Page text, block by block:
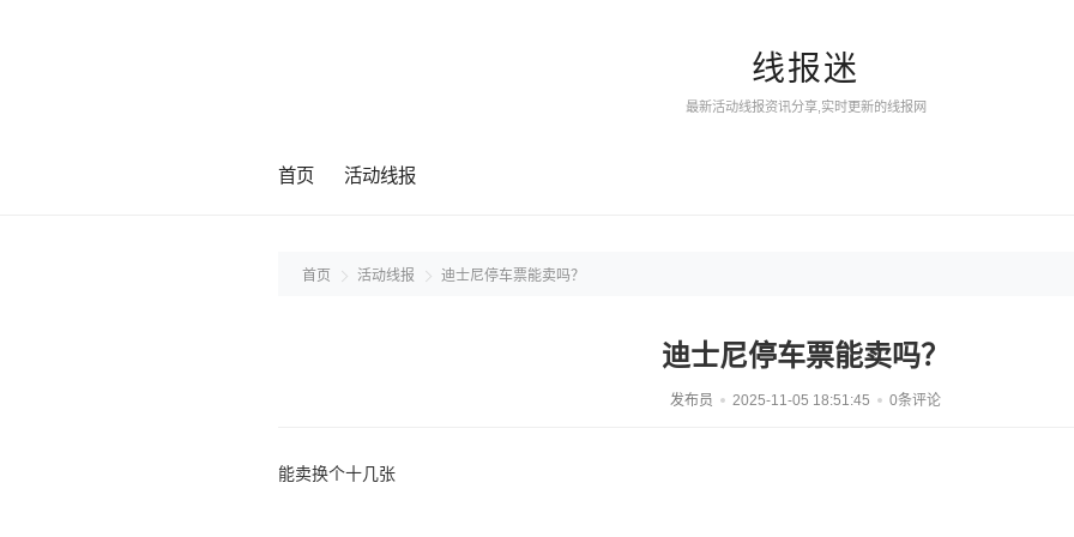
线报迷
最新活动线报资讯分享,实时更新的线报网
首页 活动线报
首页 活动线报 迪士尼停车票能卖吗？
迪士尼停车票能卖吗？
发布员 2025-11-05 18:51:45 0条评论
能卖换个十几张